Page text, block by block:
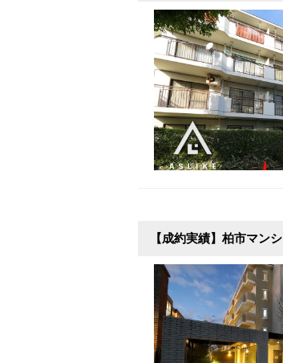
【成約実績】柏市マン